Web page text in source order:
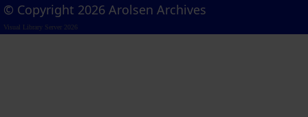
© Copyright 2026 Arolsen Archives
Visual Library Server 2026